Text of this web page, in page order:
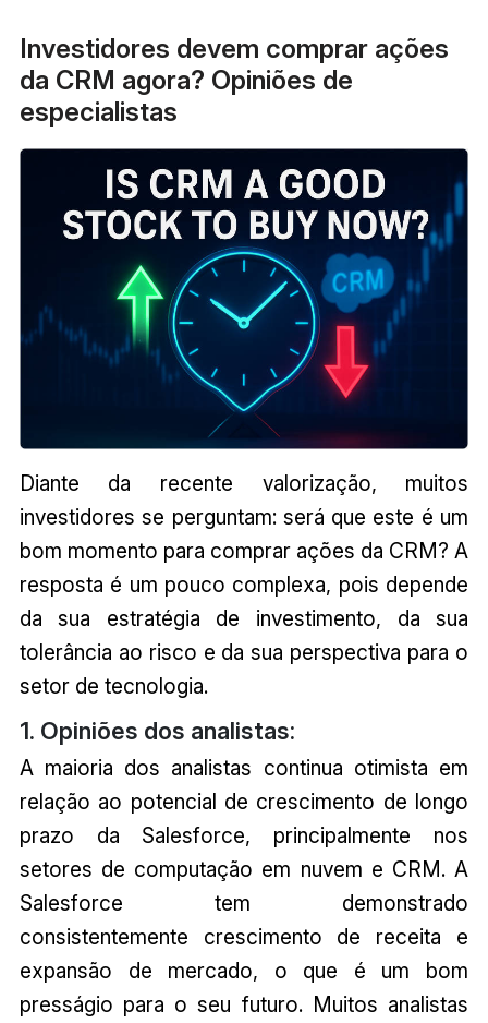
Investidores devem comprar ações
da CRM agora? Opiniões de
especialistas
Diante da recente valorização, muitos
investidores se perguntam: será que este é um
bom momento para comprar ações da CRM? A
resposta é um pouco complexa, pois depende
da sua estratégia de investimento, da sua
tolerância ao risco e da sua perspectiva para o
setor de tecnologia.
1. Opiniões dos analistas:
A maioria dos analistas continua otimista em
relação ao potencial de crescimento de longo
prazo da Salesforce, principalmente nos
setores de computação em nuvem e CRM. A
Salesforce tem demonstrado
consistentemente crescimento de receita e
expansão de mercado, o que é um bom
presságio para o seu futuro. Muitos analistas